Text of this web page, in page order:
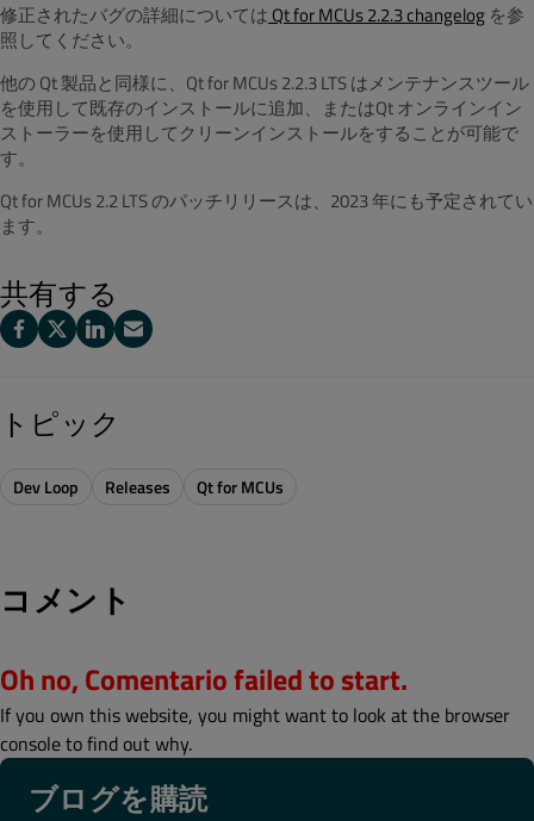
修正されたバグの詳細については Qt for MCUs 2.2.3 changelog を参
照してください。
他の Qt 製品と同様に、Qt for MCUs 2.2.3 LTS はメンテナンスツール
を使用して既存のインストールに追加、またはQt オンラインイン
ストーラーを使用してクリーンインストールをすることが可能で
す。
Qt for MCUs 2.2 LTS のパッチリリースは、2023 年にも予定されてい
ます。
共有する
トピック
Dev Loop Releases Qt for MCUs
コメント
Oh no, Comentario failed to start.
If you own this website, you might want to look at the browser
console to find out why.
ブログを購読